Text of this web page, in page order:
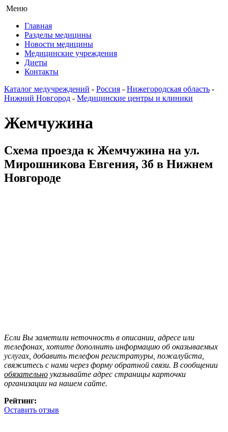
Меню
Главная
Разделы медицины
Новости медицины
Медицинские учреждения
Диеты
Контакты
Каталог медучреждений - Россия - Нижегородская область -
Нижний Новгород - Медицинские центры и клиники
Жемчужина
Схема проезда к Жемчужина на ул.
Мирошникова Евгения, 3б в Нижнем
Новгороде
Если Вы заметили неточность в описании, адресе или
телефонах, хотите дополнить информацию об оказываемых
услугах, добавить телефон регистратуры, пожалуйста,
свяжитесь с нами через форму обратной связи. В сообщении
обязательно указывайте адрес страницы карточки
организации на нашем сайте.
Рейтинг:
Оставить отзыв